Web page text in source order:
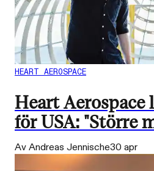
HEART AEROSPACE
Heart Aerospace
för USA: "Större
Av Andreas Jennische30 apr